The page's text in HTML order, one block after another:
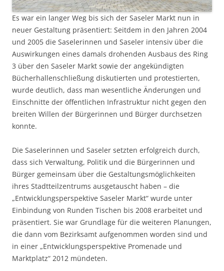
Es war ein langer Weg bis sich der Saseler Markt nun in
neuer Gestaltung präsentiert: Seitdem in den Jahren 2004
und 2005 die Saselerinnen und Saseler intensiv über die
Auswirkungen eines damals drohenden Ausbaus des Ring
3 über den Saseler Markt sowie der angekündigten
Bücherhallenschließung diskutierten und protestierten,
wurde deutlich, dass man wesentliche Änderungen und
Einschnitte der öffentlichen Infrastruktur nicht gegen den
breiten Willen der Bürgerinnen und Bürger durchsetzen
konnte.
Die Saselerinnen und Saseler setzten erfolgreich durch,
dass sich Verwaltung, Politik und die Bürgerinnen und
Bürger gemeinsam über die Gestaltungsmöglichkeiten
ihres Stadtteilzentrums ausgetauscht haben – die
„Entwicklungsperspektive Saseler Markt“ wurde unter
Einbindung von Runden Tischen bis 2008 erarbeitet und
präsentiert. Sie war Grundlage für die weiteren Planungen,
die dann vom Bezirksamt aufgenommen worden sind und
in einer „Entwicklungsperspektive Promenade und
Marktplatz“ 2012 mündeten.